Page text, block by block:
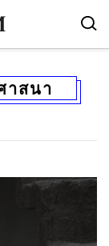
าสนา